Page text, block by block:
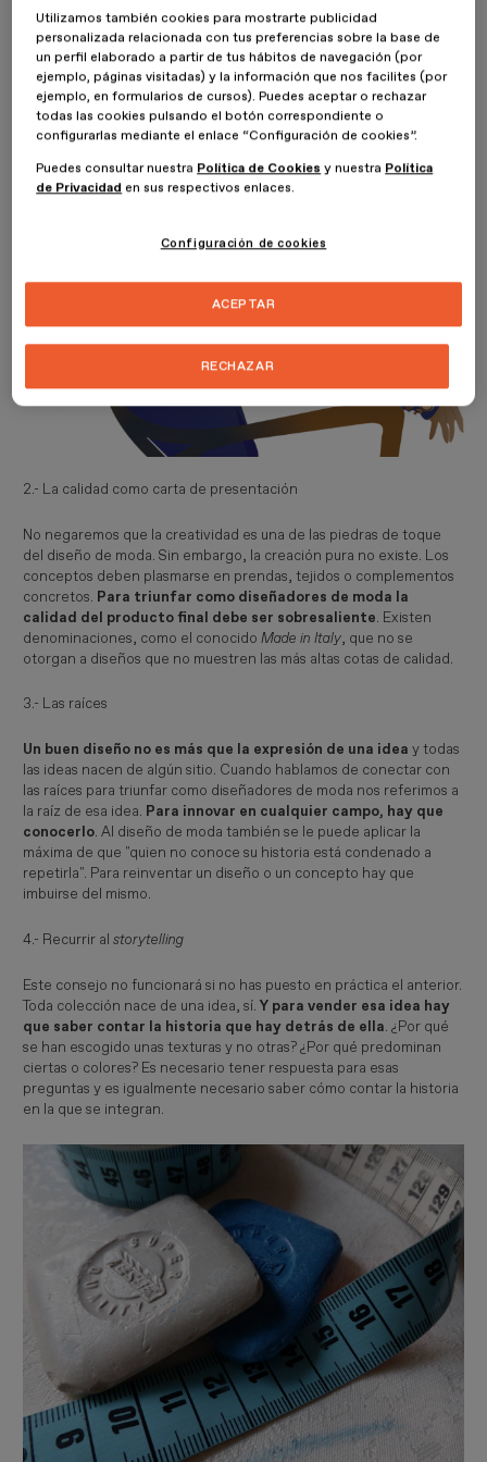
diseñadores de moda implica tratar a las propias colecciones con
seriedad. No se trata de producir y consumir moda del mismo modo
que se comen hamburguesas.Lasostenibilidad, la racionalidad
y el mencionado respeto son claves.
2.- La calidad como carta de presentación
No negaremos que la creatividad es una de las piedras de toque
del diseño de moda. Sin embargo, la creación pura no existe. Los
conceptos deben plasmarse en prendas, tejidos o complementos
concretos. Para triunfar como diseñadores de moda la
calidad del producto final debe ser sobresaliente. Existen
denominaciones, como el conocidoMade in Italy, que no se
otorgan a diseños que no muestren las más altas cotas de calidad.
3.- Las raíces
Un buen diseño no es más que la expresión de una idea y todas
las ideas nacen de algún sitio. Cuando hablamos de conectar con
las raíces para triunfar como diseñadores de moda nos referimos a
la raíz de esa idea. Para innovar en cualquier campo, hay que
conocerlo. Al diseño de moda también se le puede aplicar la
máxima de que "quien no conoce su historia está condenado a
repetirla". Para reinventar un diseño o un concepto hay que
imbuirse del mismo.
4.- Recurrir alstorytelling
Este consejo no funcionará si no has puesto en práctica el anterior.
Toda colección nace de una idea, sí.Y para vender esa idea hay
que saber contar la historia que hay detrás de ella. ¿Por qué
se han escogido unas texturas y no otras? ¿Por qué predominan
ciertas o colores? Es necesario tener respuesta para esas
preguntas y es igualmente necesario saber cómo contar la historia
en la que se integran.
Utilizamos también cookies para mostrarte publicidad
personalizada relacionada con tus preferencias sobre la base de
un perfil elaborado a partir de tus hábitos de navegación (por
ejemplo, páginas visitadas) y la información que nos facilites (por
ejemplo, en formularios de cursos). Puedes aceptar o rechazar
todas las cookies pulsando el botón correspondiente o
configurarlas mediante el enlace “Configuración de cookies”.
Puedes consultar nuestra Política de Cookies y nuestra Política
de Privacidad en sus respectivos enlaces.
Configuración de cookies
RECHAZAR
ACEPTAR